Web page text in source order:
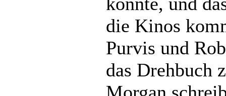
die Kinos
Purvis und
das Drehbuch